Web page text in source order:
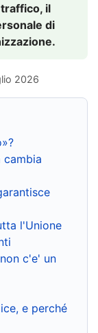
il
di
2026
cambia
l'Unione
c'e' un
e perché